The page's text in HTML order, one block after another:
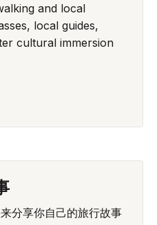
and local
local guides,
cultural immersion
分享你自己的旅行故事